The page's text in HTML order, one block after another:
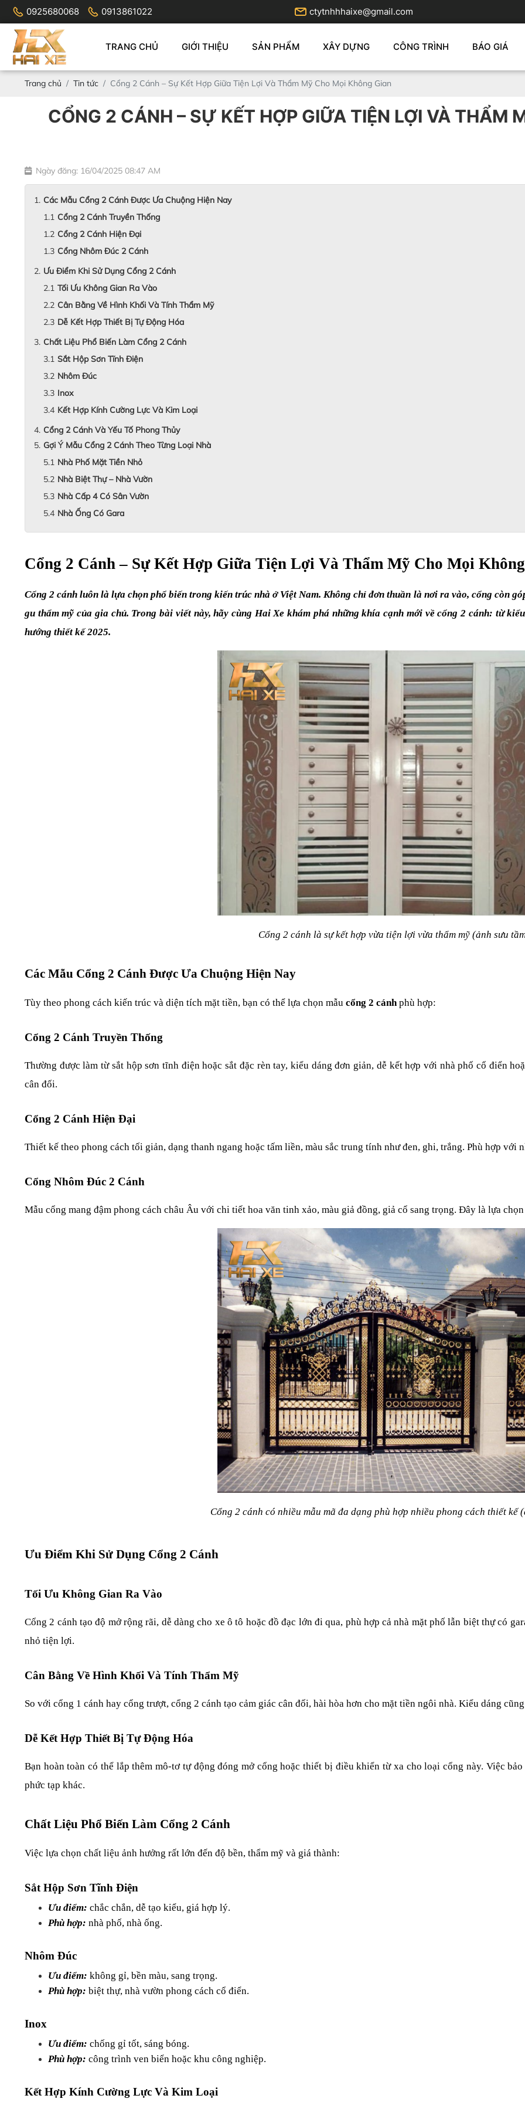
0925680068 0913861022 ctytnhhhaixe@gmail.com
TRANG CHỦ GIỚI THIỆU SẢN PHẨM XÂY DỰNG CÔNG TRÌNH BÁO GIÁ
Trang chủ Tin tức Cổng 2 Cánh – Sự Kết Hợp Giữa Tiện Lợi Và Thẩm Mỹ Cho Mọi Không Gian
CỔNG 2 CÁNH – SỰ KẾT HỢP GIỮA TIỆN LỢI VÀ THẨM
Ngày đăng: 16/04/2025 08:47 AM
Các Mẫu Cổng 2 Cánh Được Ưa Chuộng Hiện Nay
Cổng 2 Cánh Truyền Thống
Cổng 2 Cánh Hiện Đại
Cổng Nhôm Đúc 2 Cánh
Ưu Điểm Khi Sử Dụng Cổng 2 Cánh
Tối Ưu Không Gian Ra Vào
Cân Bằng Về Hình Khối Và Tính Thẩm Mỹ
Dễ Kết Hợp Thiết Bị Tự Động Hóa
Chất Liệu Phổ Biến Làm Cổng 2 Cánh
Sắt Hộp Sơn Tĩnh Điện
Nhôm Đúc
Inox
Kết Hợp Kính Cường Lực Và Kim Loại
Cổng 2 Cánh Và Yếu Tố Phong Thủy
Gợi Ý Mẫu Cổng 2 Cánh Theo Từng Loại Nhà
Nhà Phố Mặt Tiền Nhỏ
Nhà Biệt Thự – Nhà Vườn
Nhà Cấp 4 Có Sân Vườn
Nhà Ống Có Gara
Cổng 2 Cánh – Sự Kết Hợp Giữa Tiện Lợi Và Thẩm Mỹ Cho Mọi
Cổng 2 cánh luôn là lựa chọn phổ biến trong kiến trúc nhà ở Việt Nam. Không chỉ đơn thuần là nơi ra vào, cổng còn
gu thẩm mỹ của gia chủ. Trong bài viết này, hãy cùng Hai Xe khám phá những khía cạnh mới về cổng 2 cánh: từ
hướng thiết kế 2025.
Cổng 2 cánh là sự kết hợp vừa tiện lợi vừa thẩm mỹ (ảnh sưu
Các Mẫu Cổng 2 Cánh Được Ưa Chuộng Hiện Nay
Tùy theo phong cách kiến trúc và diện tích mặt tiền, bạn có thể lựa chọn mẫu cổng 2 cánh phù hợp:
Cổng 2 Cánh Truyền Thống
Thường được làm từ sắt hộp sơn tĩnh điện hoặc sắt đặc rèn tay, kiểu dáng đơn giản, dễ kết hợp với nhà phố cổ điển
cân đối.
Cổng 2 Cánh Hiện Đại
Thiết kế theo phong cách tối giản, dạng thanh ngang hoặc tấm liền, màu sắc trung tính như đen, ghi, trắng. Phù hợp với
Cổng Nhôm Đúc 2 Cánh
Mẫu cổng mang đậm phong cách châu Âu với chi tiết hoa văn tinh xảo, màu giả đồng, giả cổ sang trọng. Đây là lựa
Cổng 2 cánh có nhiều mẫu mã đa dạng phù hợp nhiều phong cách thiết kế
Ưu Điểm Khi Sử Dụng Cổng 2 Cánh
Tối Ưu Không Gian Ra Vào
Cổng 2 cánh tạo độ mở rộng rãi, dễ dàng cho xe ô tô hoặc đồ đạc lớn đi qua, phù hợp cả nhà mặt phố lẫn biệt thự có
nhỏ tiện lợi.
Cân Bằng Về Hình Khối Và Tính Thẩm Mỹ
So với cổng 1 cánh hay cổng trượt, cổng 2 cánh tạo cảm giác cân đối, hài hòa hơn cho mặt tiền ngôi nhà. Kiểu dáng
Dễ Kết Hợp Thiết Bị Tự Động Hóa
Bạn hoàn toàn có thể lắp thêm mô-tơ tự động đóng mở cổng hoặc thiết bị điều khiển từ xa cho loại cổng này. Việc
phức tạp khác.
Chất Liệu Phổ Biến Làm Cổng 2 Cánh
Việc lựa chọn chất liệu ảnh hưởng rất lớn đến độ bền, thẩm mỹ và giá thành:
Sắt Hộp Sơn Tĩnh Điện
Ưu điểm: chắc chắn, dễ tạo kiểu, giá hợp lý.
Phù hợp: nhà phố, nhà ống.
Nhôm Đúc
Ưu điểm: không gỉ, bền màu, sang trọng.
Phù hợp: biệt thự, nhà vườn phong cách cổ điển.
Inox
Ưu điểm: chống gỉ tốt, sáng bóng.
Phù hợp: công trình ven biển hoặc khu công nghiệp.
Kết Hợp Kính Cường Lực Và Kim Loại